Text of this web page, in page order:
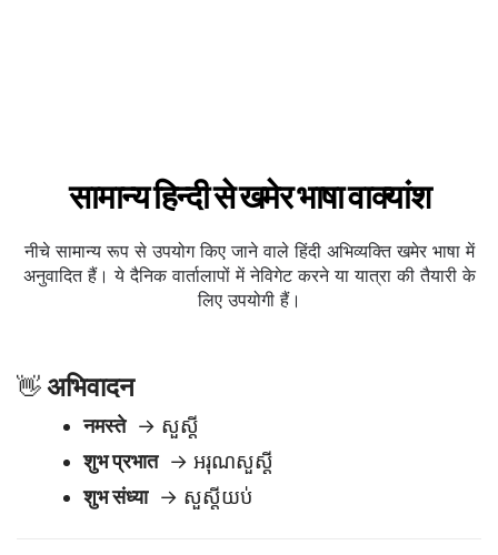
सामान्य हिन्दी से खमेर भाषा वाक्यांश
नीचे सामान्य रूप से उपयोग किए जाने वाले हिंदी अभिव्यक्ति खमेर भाषा में
अनुवादित हैं। ये दैनिक वार्तालापों में नेविगेट करने या यात्रा की तैयारी के
लिए उपयोगी हैं।
👋अभिवादन
नमस्ते→ សួស្តី
शुभ प्रभात→ អរុណសួស្តី
शुभ संध्या→ សួស្តីយប់